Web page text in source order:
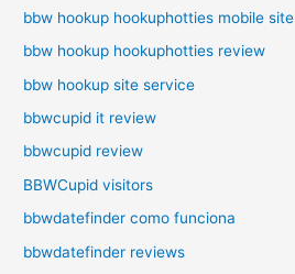
bbw hookup hookuphotties mobile site
bbw hookup hookuphotties review
bbw hookup site service
bbwcupid it review
bbwcupid review
BBWCupid visitors
bbwdatefinder como funciona
bbwdatefinder reviews